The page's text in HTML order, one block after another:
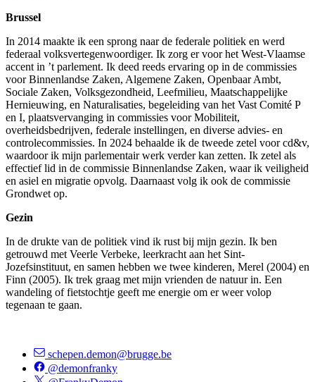
Brussel
In 2014 maakte ik een sprong naar de federale politiek en werd
federaal volksvertegenwoordiger. Ik zorg er voor het West-Vlaamse
accent in ’t parlement. Ik deed reeds ervaring op in de commissies
voor Binnenlandse Zaken, Algemene Zaken, Openbaar Ambt,
Sociale Zaken, Volksgezondheid, Leefmilieu, Maatschappelijke
Hernieuwing, en Naturalisaties, begeleiding van het Vast Comité P
en I, plaatsvervanging in commissies voor Mobiliteit,
overheidsbedrijven, federale instellingen, en diverse advies- en
controlecommissies. In 2024 behaalde ik de tweede zetel voor cd&v,
waardoor ik mijn parlementair werk verder kan zetten. Ik zetel als
effectief lid in de commissie Binnenlandse Zaken, waar ik veiligheid
en asiel en migratie opvolg. Daarnaast volg ik ook de commissie
Grondwet op.
Gezin
In de drukte van de politiek vind ik rust bij mijn gezin. Ik ben
getrouwd met Veerle Verbeke, leerkracht aan het Sint-
Jozefsinstituut, en samen hebben we twee kinderen, Merel (2004) en
Finn (2005). Ik trek graag met mijn vrienden de natuur in. Een
wandeling of fietstochtje geeft me energie om er weer volop
tegenaan te gaan.
schepen.demon@brugge.be
@demonfranky